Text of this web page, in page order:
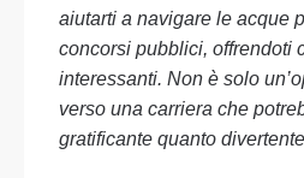
aiutarti a navigare le acque
concorsi pubblici, offrendoti
interessanti. Non è solo
verso una carriera che
gratificante quanto